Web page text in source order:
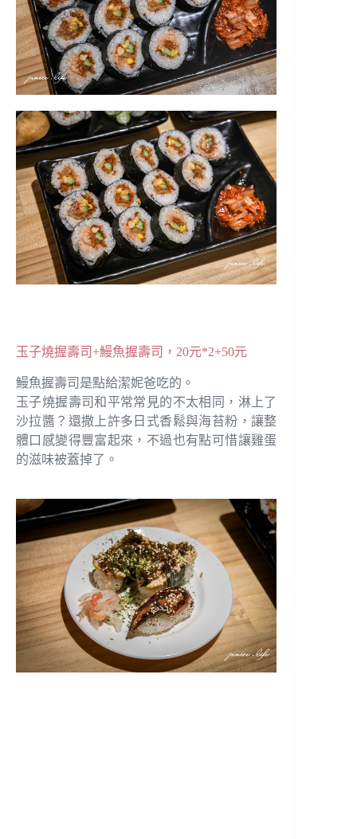
玉子燒握壽司+鰻魚握壽司，20元*2+50元
鰻魚握壽司是點給潔妮爸吃的。
玉子燒握壽司和平常常見的不太相同，淋上了
沙拉醬？還撒上許多日式香鬆與海苔粉，讓整
體口感變得豐富起來，不過也有點可惜讓雞蛋
的滋味被蓋掉了。